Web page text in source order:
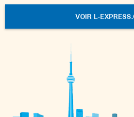
VOIR L-